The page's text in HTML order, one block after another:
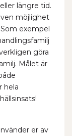
längre tid.
möjlighet
exempel
göra
Målet är
hela
er av